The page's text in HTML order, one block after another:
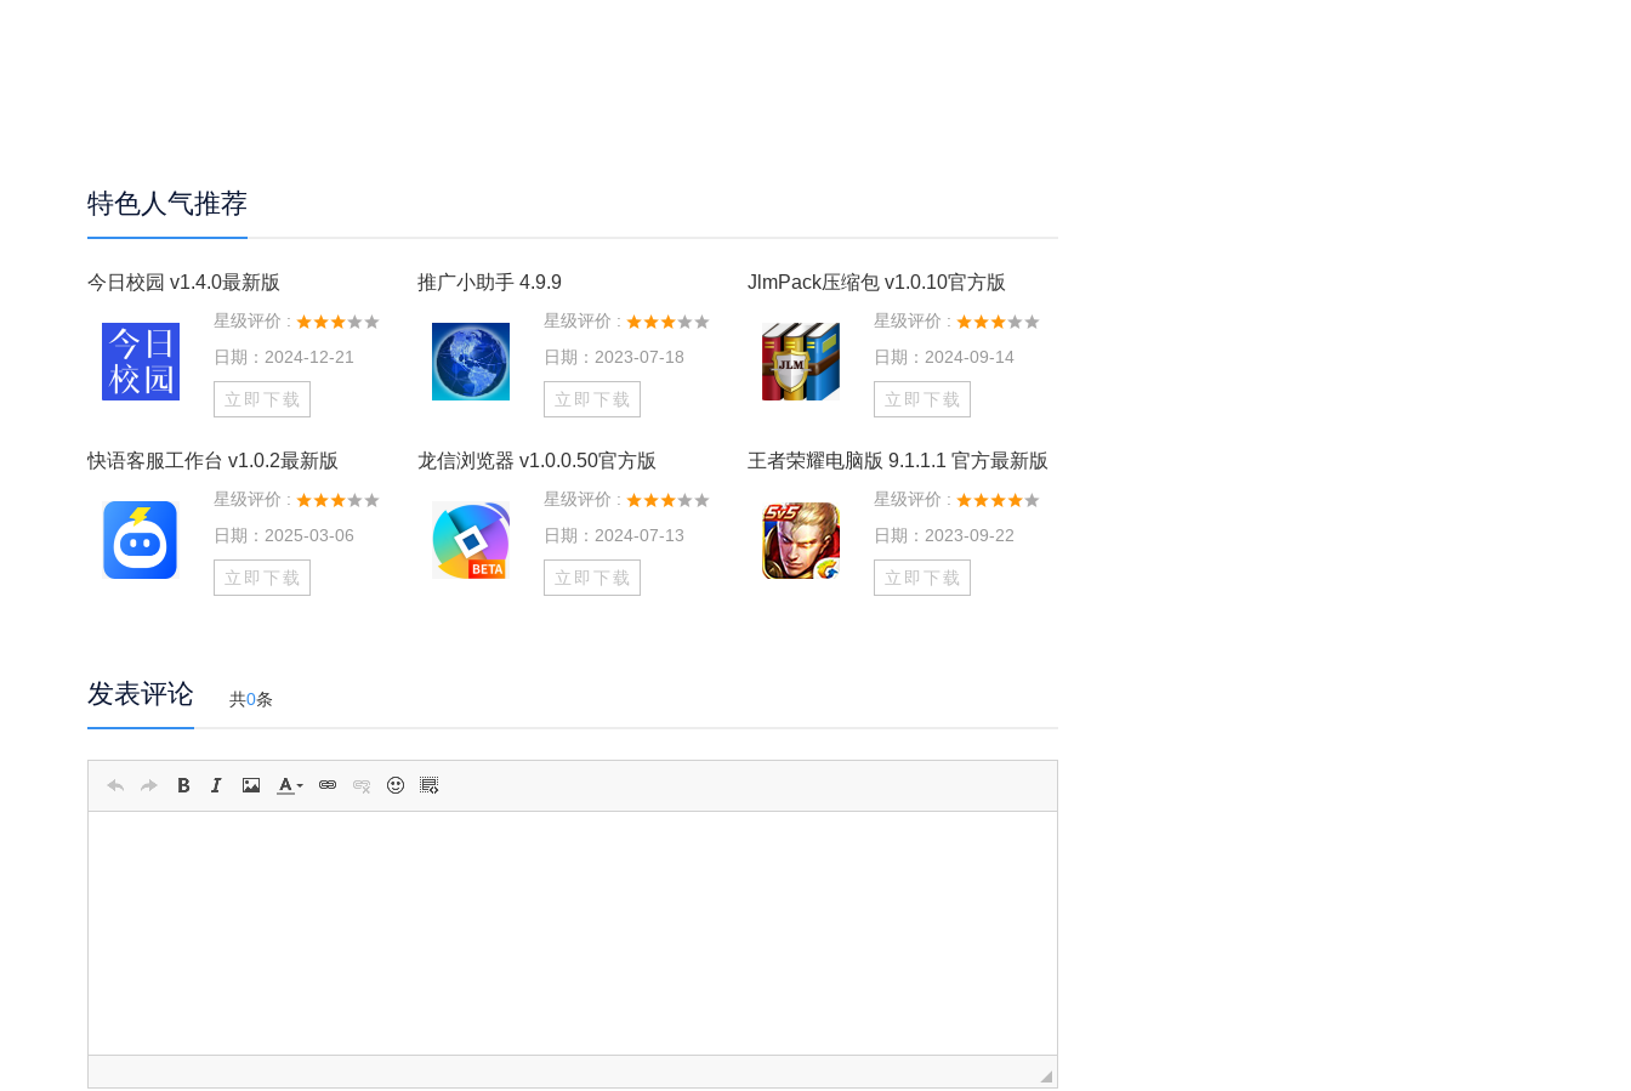
特色人气推荐
今日校园 v1.4.0最新版
星级评价 :
日期：2024-12-21
立即下载
推广小助手 4.9.9
星级评价 :
日期：2023-07-18
立即下载
JlmPack压缩包 v1.0.10官方版
星级评价 :
日期：2024-09-14
立即下载
快语客服工作台 v1.0.2最新版
星级评价 :
日期：2025-03-06
立即下载
龙信浏览器 v1.0.0.50官方版
星级评价 :
日期：2024-07-13
立即下载
王者荣耀电脑版 9.1.1.1 官方最新版
星级评价 :
日期：2023-09-22
立即下载
发表评论 共0条